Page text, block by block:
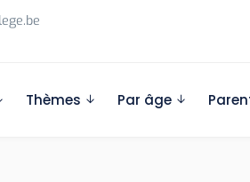
Thèmes Par âge